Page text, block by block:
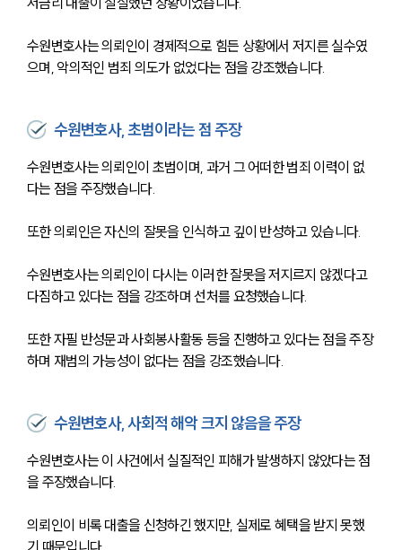
수원변호사는 의뢰인이 경제적으로 힘든 상황에서 저지른 실수였
으며, 악의적인 범죄 의도가 없었다는 점을 강조했습니다.
수원변호사, 초범이라는 점 주장
수원변호사는 의뢰인이 초범이며, 과거 그 어떠한 범죄 이력이 없
다는 점을 주장했습니다.
또한 의뢰인은 자신의 잘못을 인식하고 깊이 반성하고 있습니다.
수원변호사는 의뢰인이 다시는 이러한 잘못을 저지르지 않겠다고
다짐하고 있다는 점을 강조하며 선처를 요청했습니다.
또한 자필 반성문과 사회봉사활동 등을 진행하고 있다는 점을 주장
하며 재범의 가능성이 없다는 점을 강조했습니다.
수원변호사, 사회적 해악 크지 않음을 주장
수원변호사는 이 사건에서 실질적인 피해가 발생하지 않았다는 점
을 주장했습니다.
의뢰인이 비록 대출을 신청하긴 했지만, 실제로 혜택을 받지 못했
기 때문입니다.